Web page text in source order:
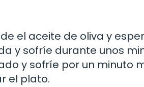
el aceite de oliva y
y sofríe durante unos
y sofríe por un minuto
el plato.